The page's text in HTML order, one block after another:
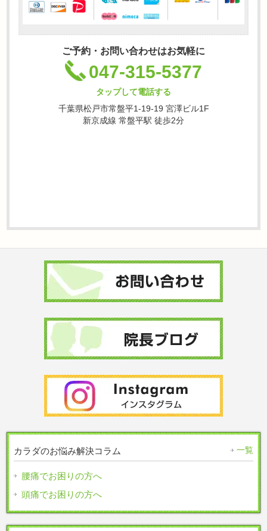
ご予約・お問い合わせはお気軽に
047-315-5377
タップして電話する
千葉県松戸市常盤平1-19-19 宮澤ビル1F
新京成線 常盤平駅 徒歩2分
カラダのお悩み解決コラム 一覧
腰痛でお困りの方へ
頭痛でお困りの方へ